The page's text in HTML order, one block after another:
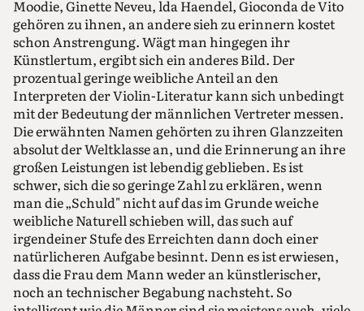
Moodie, Ginette Neveu, lda Haendel, Gioconda de Vito
gehören zu ihnen, an andere sieh zu erinnern kostet
schon Anstrengung. Wägt man hingegen ihr
Künstlertum, ergibt sich ein anderes Bild. Der
prozentual geringe weibliche Anteil an den
Interpreten der Violin-Literatur kann sich unbedingt
mit der Bedeutung der männlichen Vertreter messen.
Die erwähnten Namen gehörten zu ihren Glanzzeiten
absolut der Weltklasse an, und die Erinnerung an ihre
großen Leistungen ist lebendig geblieben. Es ist
schwer, sich die so geringe Zahl zu erklären, wenn
man die „Schuld" nicht auf das im Grunde weiche
weibliche Naturell schieben will, das such auf
irgendeiner Stufe des Erreichten dann doch einer
natürlicheren Aufgabe besinnt. Denn es ist erwiesen,
dass die Frau dem Mann weder an künstlerischer,
noch an technischer Begabung nachsteht. So